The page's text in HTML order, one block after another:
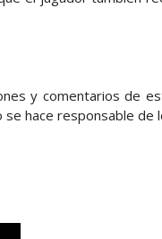
y comentarios de
se hace responsable de